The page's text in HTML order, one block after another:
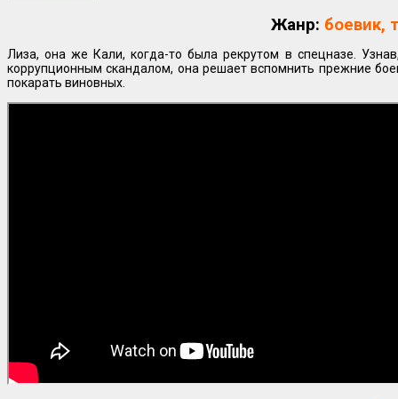
Жанр: боевик,
Лиза, она же Кали, когда-то была рекрутом в спецназе.
коррупционным скандалом, она решает вспомнить прежние
покарать виновных.